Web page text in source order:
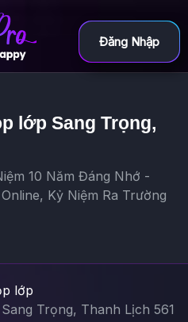
Đăng Nhập
lớp Sang Trọng,
10 Năm Đáng Nhớ -
Kỷ Niệm Ra Trường
lớp
Trọng, Thanh Lịch 561